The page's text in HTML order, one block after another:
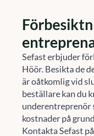
Sefast erbjuder
Höör. Besikta de
är oåtkomlig vid
beställare kan du
underentreprenör
kostnader på
Kontakta Sefast på